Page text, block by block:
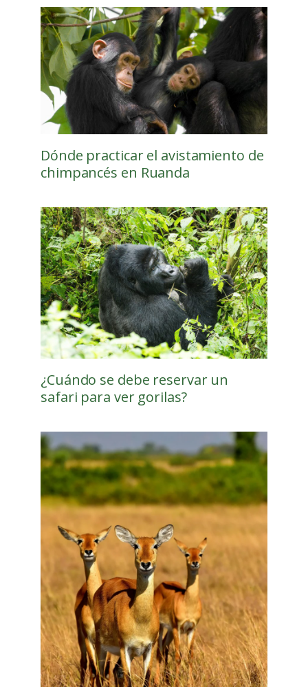
Dónde practicar el avistamiento de
chimpancés en Ruanda
¿Cuándo se debe reservar un
safari para ver gorilas?